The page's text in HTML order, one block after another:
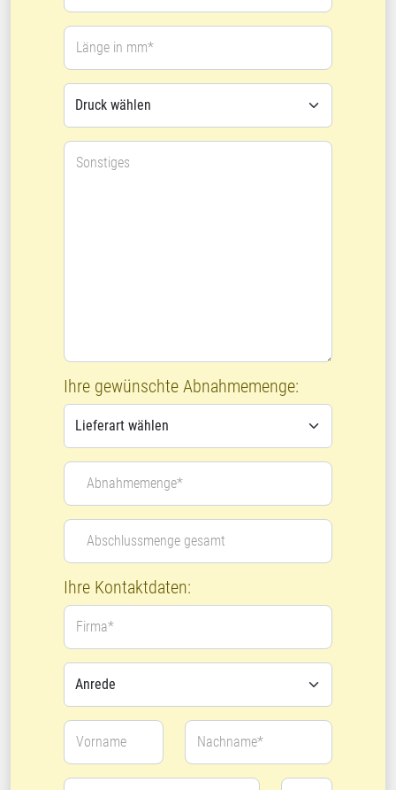
Länge in mm*
Sonstiges
Ihre gewünschte Abnahmemenge:
Abnahmemenge*
Abschlussmenge gesamt
Ihre Kontaktdaten:
Firma*
Vorname Nachname*